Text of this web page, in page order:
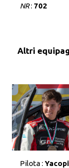
NR: 702
Altri
Pilota :